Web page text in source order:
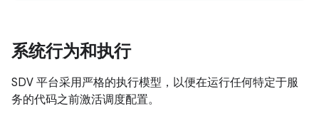
系统行为和执行
SDV 平台采用严格的执行模型，以便在运行任何特定于服
务的代码之前激活调度配置。